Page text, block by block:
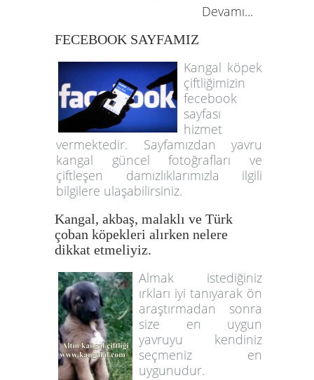
Devamı...
FECEBOOK SAYFAMIZ
Kangal köpek
çiftliğimizin
fecebook
sayfası
hizmet
vermektedir. Sayfamızdan yavru
kangal güncel fotoğrafları ve
çiftleşen damızlıklarımızla ilgili
bilgilere ulaşabilirsiniz.
Kangal, akbaş, malaklı ve Türk
çoban köpekleri alırken nelere
dikkat etmeliyiz.
Almak istediğiniz
ırkları iyi tanıyarak ön
araştırmadan sonra
size en uygun
yavruyu kendiniz
seçmeniz en
uygunudur.